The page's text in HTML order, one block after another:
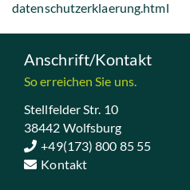
datenschutzerklaerung.html
Anschrift/Kontakt
So erreichen Sie uns.
Stellfelder Str. 10
38442 Wolfsburg
+49(173) 800 85 55
Kontakt